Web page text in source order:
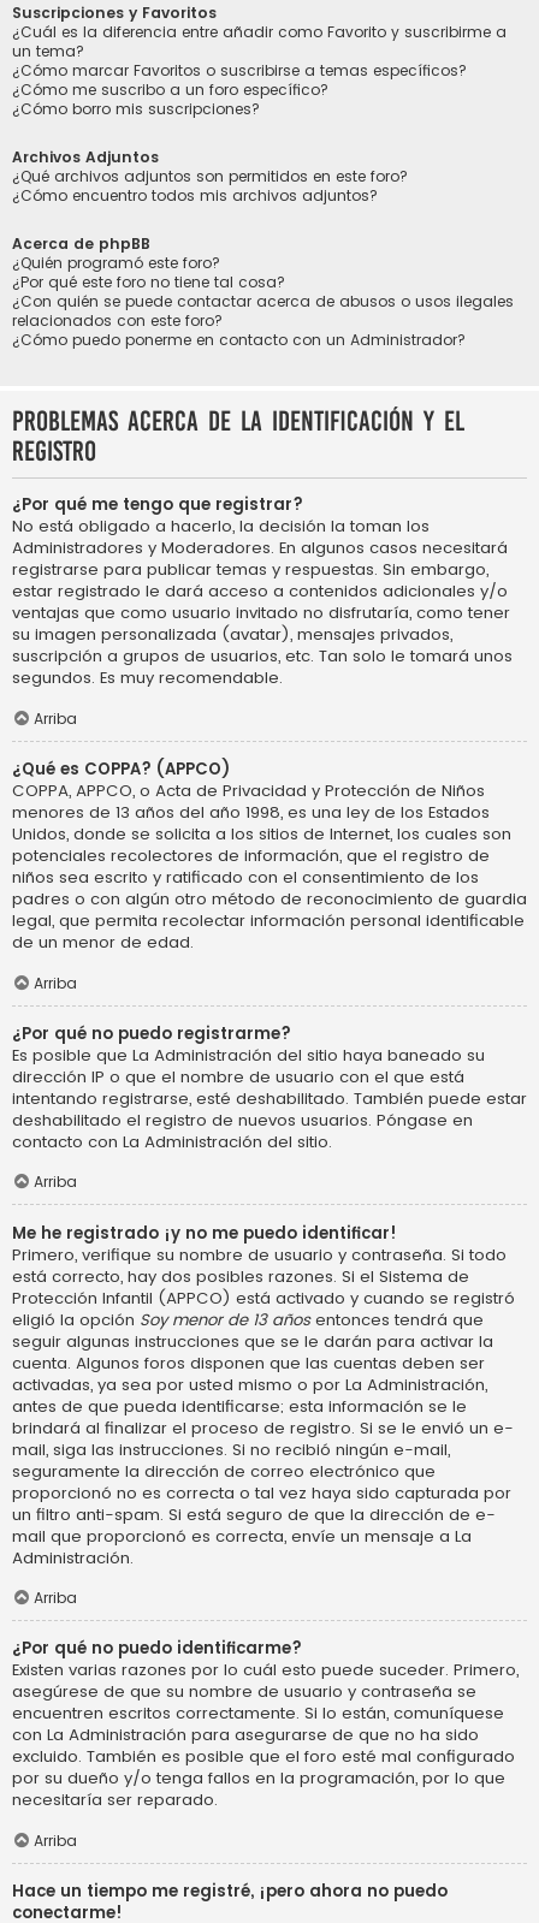
Suscripciones y Favoritos
¿Cuál es la diferencia entre añadir como Favorito y suscribirme a
un tema?
¿Cómo marcar Favoritos o suscribirse a temas específicos?
¿Cómo me suscribo a un foro específico?
¿Cómo borro mis suscripciones?
Archivos Adjuntos
¿Qué archivos adjuntos son permitidos en este foro?
¿Cómo encuentro todos mis archivos adjuntos?
Acerca de phpBB
¿Quién programó este foro?
¿Por qué este foro no tiene tal cosa?
¿Con quién se puede contactar acerca de abusos o usos ilegales
relacionados con este foro?
¿Cómo puedo ponerme en contacto con un Administrador?
Problemas acerca de la identificación y el
registro
¿Por qué me tengo que registrar?
No está obligado a hacerlo, la decisión la toman los
Administradores y Moderadores. En algunos casos necesitará
registrarse para publicar temas y respuestas. Sin embargo,
estar registrado le dará acceso a contenidos adicionales y/o
ventajas que como usuario invitado no disfrutaría, como tener
su imagen personalizada (avatar), mensajes privados,
suscripción a grupos de usuarios, etc. Tan solo le tomará unos
segundos. Es muy recomendable.
Arriba
¿Qué es COPPA? (APPCO)
COPPA, APPCO, o Acta de Privacidad y Protección de Niños
menores de 13 años del año 1998, es una ley de los Estados
Unidos, donde se solicita a los sitios de Internet, los cuales son
potenciales recolectores de información, que el registro de
niños sea escrito y ratificado con el consentimiento de los
padres o con algún otro método de reconocimiento de guardia
legal, que permita recolectar información personal identificable
de un menor de edad.
Arriba
¿Por qué no puedo registrarme?
Es posible que La Administración del sitio haya baneado su
dirección IP o que el nombre de usuario con el que está
intentando registrarse, esté deshabilitado. También puede estar
deshabilitado el registro de nuevos usuarios. Póngase en
contacto con La Administración del sitio.
Arriba
Me he registrado ¡y no me puedo identificar!
Primero, verifique su nombre de usuario y contraseña. Si todo
está correcto, hay dos posibles razones. Si el Sistema de
Protección Infantil (APPCO) está activado y cuando se registró
eligió la opción Soy menor de 13 añosentonces tendrá que
seguir algunas instrucciones que se le darán para activar la
cuenta. Algunos foros disponen que las cuentas deben ser
activadas, ya sea por usted mismo o por La Administración,
antes de que pueda identificarse; esta información se le
brindará al finalizar el proceso de registro. Si se le envió un e-
mail, siga las instrucciones. Si no recibió ningún e-mail,
seguramente la dirección de correo electrónico que
proporcionó no es correcta o tal vez haya sido capturada por
un filtro anti-spam. Si está seguro de que la dirección de e-
mail que proporcionó es correcta, envíe un mensaje a La
Administración.
Arriba
¿Por qué no puedo identificarme?
Existen varias razones por lo cuál esto puede suceder. Primero,
asegúrese de que su nombre de usuario y contraseña se
encuentren escritos correctamente. Si lo están, comuníquese
con La Administración para asegurarse de que no ha sido
excluido. También es posible que el foro esté mal configurado
por su dueño y/o tenga fallos en la programación, por lo que
necesitaría ser reparado.
Arriba
Hace un tiempo me registré, ¡pero ahora no puedo
conectarme!